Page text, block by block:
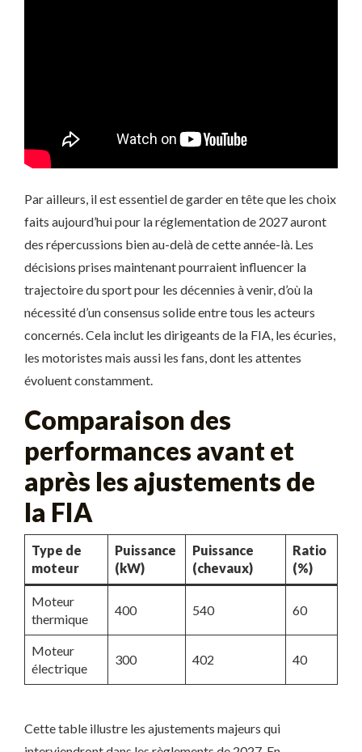
Par ailleurs, il est essentiel de garder en tête que les choix
faits aujourd’hui pour la réglementation de 2027 auront
des répercussions bien au-delà de cette année-là. Les
décisions prises maintenant pourraient influencer la
trajectoire du sport pour les décennies à venir, d’où la
nécessité d’un consensus solide entre tous les acteurs
concernés. Cela inclut les dirigeants de la FIA, les écuries,
les motoristes mais aussi les fans, dont les attentes
évoluent constamment.
Comparaison des
performances avant et
après les ajustements de
la FIA
Type de
moteur
Puissance
(kW)
Puissance
(chevaux)
Ratio
(%)
Moteur
thermique
400 540 60
Moteur
électrique
300 402 40
Cette table illustre les ajustements majeurs qui